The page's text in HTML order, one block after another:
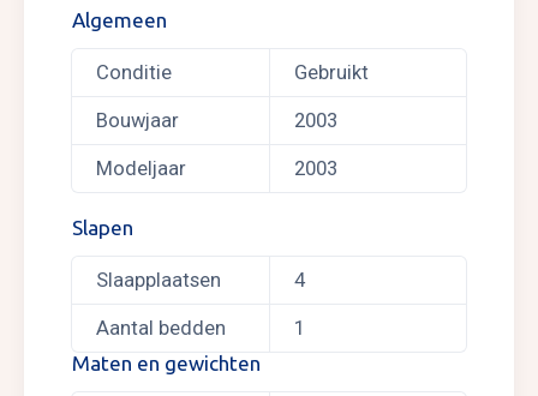
Algemeen
Conditie Gebruikt
Bouwjaar 2003
Modeljaar 2003
Slapen
Slaapplaatsen 4
Aantal bedden
1
Maten en gewichten